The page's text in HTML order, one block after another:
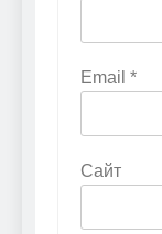
Email *
Сайт